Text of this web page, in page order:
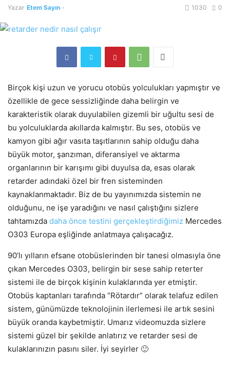
Yazar Etem Sayın - 0
1030
Birçok kişi uzun ve yorucu otobüs yolculukları yapmıştır ve
özellikle de gece sessizliğinde daha belirgin ve
karakteristik olarak duyulabilen gizemli bir uğultu sesi de
bu yolculuklarda akıllarda kalmıştır. Bu ses, otobüs ve
kamyon gibi ağır vasıta taşıtlarının sahip olduğu daha
büyük motor, şanzıman, diferansiyel ve aktarma
organlarının bir karışımı gibi duyulsa da, esas olarak
retarder adındaki özel bir fren sisteminden
kaynaklanmaktadır. Biz de bu yayınımızda sistemin ne
olduğunu, ne işe yaradığını ve nasıl çalıştığını sizlere
tahtamızda daha önce testini gerçekleştirdiğimiz Mercedes
O303 Europa eşliğinde anlatmaya çalışacağız.
90’lı yılların efsane otobüslerinden bir tanesi olmasıyla öne
çıkan Mercedes O303, belirgin bir sese sahip reterter
sistemi ile de birçok kişinin kulaklarında yer etmiştir.
Otobüs kaptanları tarafında “Rötardır” olarak telafuz edilen
sistem, günümüzde teknolojinin ilerlemesi ile artık sesini
büyük oranda kaybetmiştir. Umarız videomuzda sizlere
sistemi güzel bir şekilde anlatırız ve retarder sesi de
kulaklarınızın pasını siler. İyi seyirler 🙂